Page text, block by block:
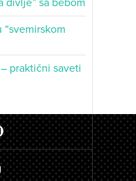
praktični saveti